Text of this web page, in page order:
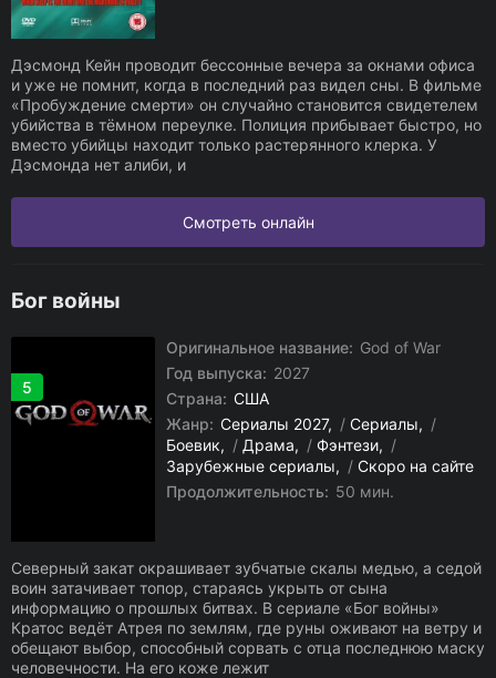
Дэсмонд Кейн проводит бессонные вечера за окнами офиса
и уже не помнит, когда в последний раз видел сны. В фильме
«Пробуждение смерти» он случайно становится свидетелем
убийства в тёмном переулке. Полиция прибывает быстро, но
вместо убийцы находит только растерянного клерка. У
Дэсмонда нет алиби, и
Смотреть онлайн
Бог войны
5
Оригинальное название: God of War
Год выпуска: 2027
Страна: США
Жанр: Сериалы 2027 / Сериалы
/
Боевик
/ Драма / Фэнтези
/
Зарубежные сериалы
/ Скоро на сайте
Продолжительность: 50 мин.
Северный закат окрашивает зубчатые скалы медью, а седой
воин затачивает топор, стараясь укрыть от сына
информацию о прошлых битвах. В сериале «Бог войны»
Кратос ведёт Атрея по землям, где руны оживают на ветру и
обещают выбор, способный сорвать с отца последнюю маску
человечности. На его коже лежит